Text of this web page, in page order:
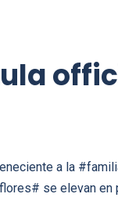
a la
se elevan en